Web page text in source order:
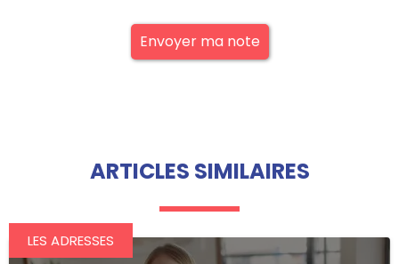
Envoyer ma note
ARTICLES SIMILAIRES
LES ADRESSES